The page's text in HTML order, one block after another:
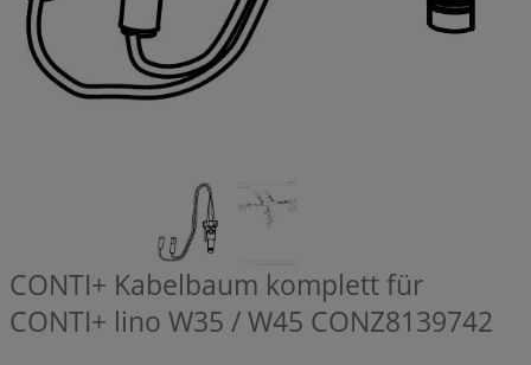
CONTI+ Kabelbaum komplett für
CONTI+ lino W35 / W45 CONZ8139742